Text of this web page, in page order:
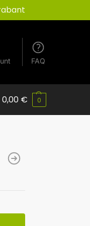
FAQ
0,00 € 0